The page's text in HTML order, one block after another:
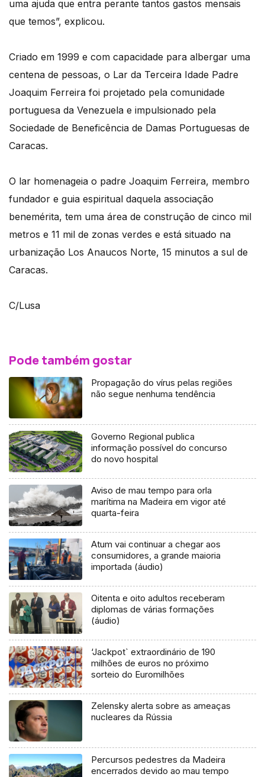
uma ajuda que entra perante tantos gastos mensais
que temos”, explicou.
Criado em 1999 e com capacidade para albergar uma
centena de pessoas, o Lar da Terceira Idade Padre
Joaquim Ferreira foi projetado pela comunidade
portuguesa da Venezuela e impulsionado pela
Sociedade de Beneficência de Damas Portuguesas de
Caracas.
O lar homenageia o padre Joaquim Ferreira, membro
fundador e guia espiritual daquela associação
benemérita, tem uma área de construção de cinco mil
metros e 11 mil de zonas verdes e está situado na
urbanização Los Anaucos Norte, 15 minutos a sul de
Caracas.
C/Lusa
Pode também gostar
Propagação do vírus pelas regiões
não segue nenhuma tendência
Governo Regional publica
informação possível do concurso
do novo hospital
Aviso de mau tempo para orla
marítima na Madeira em vigor até
quarta-feira
Atum vai continuar a chegar aos
consumidores, a grande maioria
importada (áudio)
Oitenta e oito adultos receberam
diplomas de várias formações
(áudio)
‘Jackpot` extraordinário de 190
milhões de euros no próximo
sorteio do Euromilhões
Zelensky alerta sobre as ameaças
nucleares da Rússia
Percursos pedestres da Madeira
encerrados devido ao mau tempo